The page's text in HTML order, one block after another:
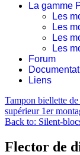
La gamme
Les
Les
Les
Les
Forum
Liens
Tampon biellette
supérieur 1er
Back to: Silent-
Flector de